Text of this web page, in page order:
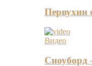
Первухин
Видео
Сноуборд